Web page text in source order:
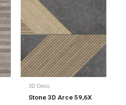
3D Deco
Stone 3D Arce 59,6X